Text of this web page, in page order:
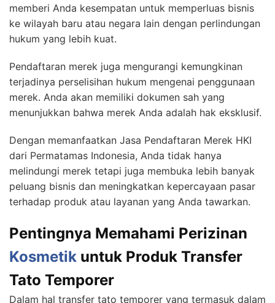
memberi Anda kesempatan untuk memperluas bisnis
ke wilayah baru atau negara lain dengan perlindungan
hukum yang lebih kuat.
Pendaftaran merek juga mengurangi kemungkinan
terjadinya perselisihan hukum mengenai penggunaan
merek. Anda akan memiliki dokumen sah yang
menunjukkan bahwa merek Anda adalah hak eksklusif.
Dengan memanfaatkan Jasa Pendaftaran Merek HKI
dari Permatamas Indonesia, Anda tidak hanya
melindungi merek tetapi juga membuka lebih banyak
peluang bisnis dan meningkatkan kepercayaan pasar
terhadap produk atau layanan yang Anda tawarkan.
Pentingnya Memahami Perizinan
Kosmetik untuk Produk Transfer
Tato Temporer
Dalam hal transfer tato temporer yang termasuk dalam